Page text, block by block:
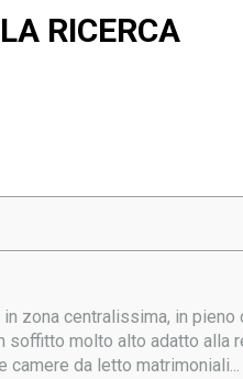
RICERCA
in zona centralissima, in
soffitto molto alto adatto
camere da letto matrimoniali...